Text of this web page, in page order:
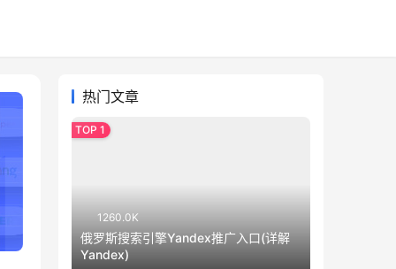
热门文章
1260.0K
俄罗斯搜索引擎Yandex推广入口(详解
Yandex)